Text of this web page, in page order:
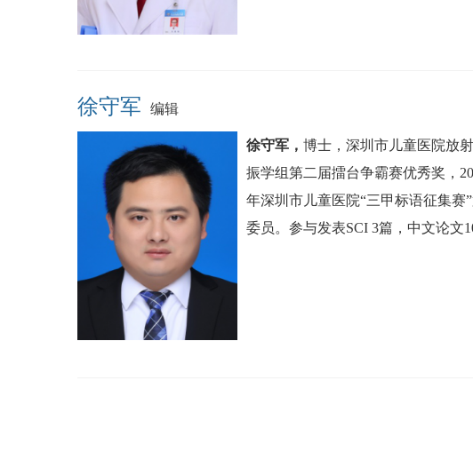
徐守军 编辑
徐守军， 博士，深圳市儿童医院放
振学组第二届擂台争霸赛优秀奖，
年深圳市儿童医院“三甲标语征集
委员。 参与发表SCI 3篇，中文论文